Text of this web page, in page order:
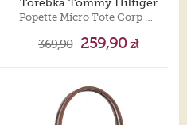
369,90 259,90zł